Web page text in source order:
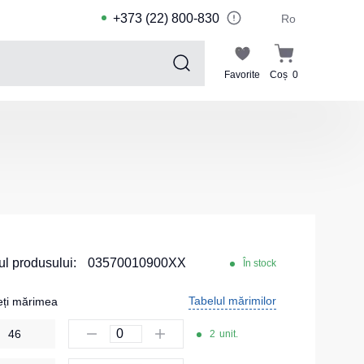
+373 (22) 800-830 Ro
Favorite Coș 0
Pantaloni scurți și leggings sport
Kituri pentru echipe
produsului: 03570010900XX În stock
mărimea Tabelul mărimilor
46 2 unit.